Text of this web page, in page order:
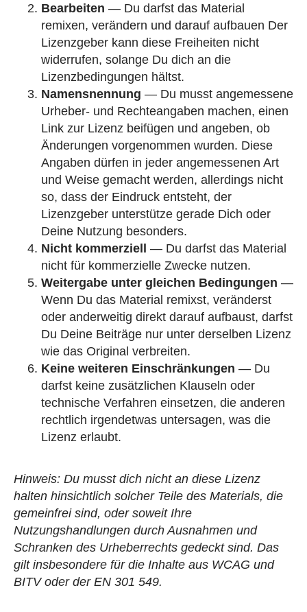
Bearbeiten — Du darfst das Material
remixen, verändern und darauf aufbauen Der
Lizenzgeber kann diese Freiheiten nicht
widerrufen, solange Du dich an die
Lizenzbedingungen hältst.
Namensnennung — Du musst angemessene
Urheber- und Rechteangaben machen, einen
Link zur Lizenz beifügen und angeben, ob
Änderungen vorgenommen wurden. Diese
Angaben dürfen in jeder angemessenen Art
und Weise gemacht werden, allerdings nicht
so, dass der Eindruck entsteht, der
Lizenzgeber unterstütze gerade Dich oder
Deine Nutzung besonders.
Nicht kommerziell — Du darfst das Material
nicht für kommerzielle Zwecke nutzen.
Weitergabe unter gleichen Bedingungen —
Wenn Du das Material remixst, veränderst
oder anderweitig direkt darauf aufbaust, darfst
Du Deine Beiträge nur unter derselben Lizenz
wie das Original verbreiten.
Keine weiteren Einschränkungen — Du
darfst keine zusätzlichen Klauseln oder
technische Verfahren einsetzen, die anderen
rechtlich irgendetwas untersagen, was die
Lizenz erlaubt.
Hinweis: Du musst dich nicht an diese Lizenz
halten hinsichtlich solcher Teile des Materials, die
gemeinfrei sind, oder soweit Ihre
Nutzungshandlungen durch Ausnahmen und
Schranken des Urheberrechts gedeckt sind. Das
gilt insbesondere für die Inhalte aus WCAG und
BITV oder der EN 301 549.